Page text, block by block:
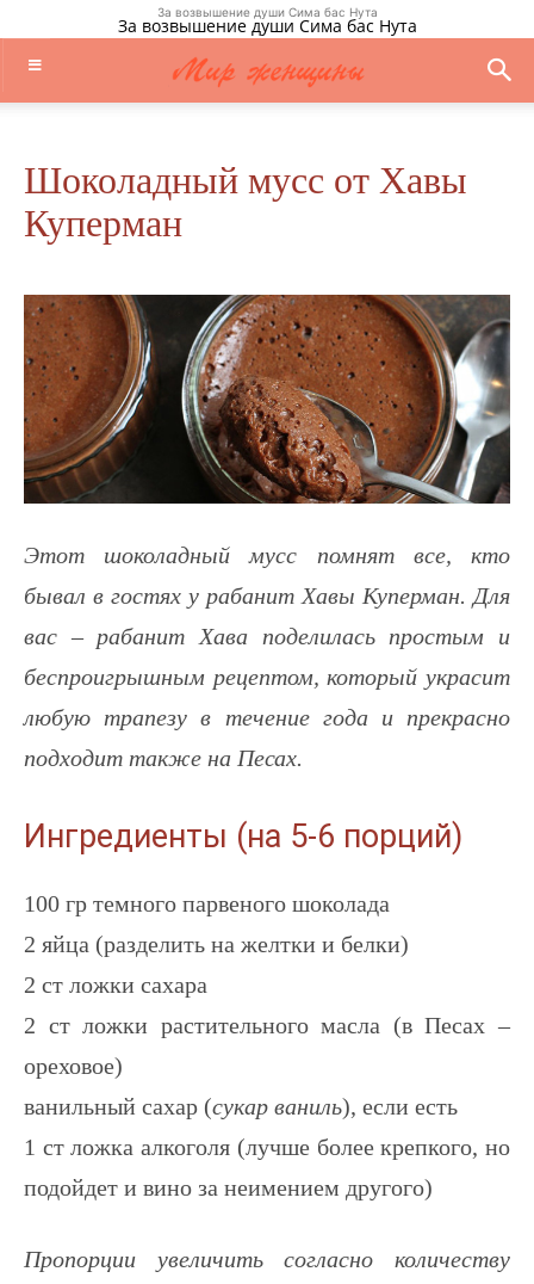
За возвышение души Сима бас Нута
За возвышение души Сима бас Нута
Шоколадный мусс от Хавы
Куперман
Этот шоколадный мусс помнят все, кто
бывал в гостях у рабанит Хавы Куперман. Для
вас – рабанит Хава поделилась простым и
беспроигрышным рецептом, который украсит
любую трапезу в течение года и прекрасно
подходит также на Песах.
Ингредиенты (на 5-6 порций)
100 гр темного парвеного шоколада
2 яйца (разделить на желтки и белки)
2 ст ложки сахара
2 ст ложки растительного масла (в Песах –
ореховое)
ванильный сахар (сукар ваниль), если есть
1 ст ложка алкоголя (лучше более крепкого, но
подойдет и вино за неимением другого)
Пропорции увеличить согласно количеству